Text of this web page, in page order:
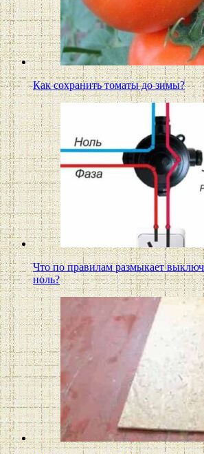
Как сохранить томаты до зимы?
Что по правилам размыкает
ноль?